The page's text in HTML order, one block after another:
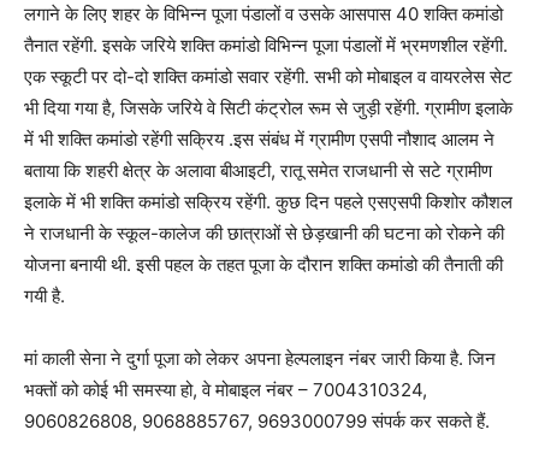
लगाने के लिए शहर के विभिन्न पूजा पंडालों व उसके आसपास 40 शक्ति कमांडो
तैनात रहेंगी. इसके जरिये शक्ति कमांडो विभिन्न पूजा पंडालों में भ्रमणशील रहेंगी.
एक स्कूटी पर दो-दो शक्ति कमांडो सवार रहेंगी. सभी को मोबाइल व वायरलेस सेट
भी दिया गया है, जिसके जरिये वे सिटी कंट्रोल रूम से जुड़ी रहेंगी. ग्रामीण इलाके
में भी शक्ति कमांडो रहेंगी सक्रिय .इस संबंध में ग्रामीण एसपी नौशाद आलम ने
बताया कि शहरी क्षेत्र के अलावा बीआइटी, रातू समेत राजधानी से सटे ग्रामीण
इलाके में भी शक्ति कमांडो सक्रिय रहेंगी. कुछ दिन पहले एसएसपी किशोर कौशल
ने राजधानी के स्कूल-कालेज की छात्राओं से छेड़खानी की घटना को रोकने की
योजना बनायी थी. इसी पहल के तहत पूजा के दौरान शक्ति कमांडो की तैनाती की
गयी है.
मां काली सेना ने दुर्गा पूजा को लेकर अपना हेल्पलाइन नंबर जारी किया है. जिन
भक्तों को कोई भी समस्या हो, वे मोबाइल नंबर – 7004310324,
9060826808, 9068885767, 9693000799 संपर्क कर सकते हैं.